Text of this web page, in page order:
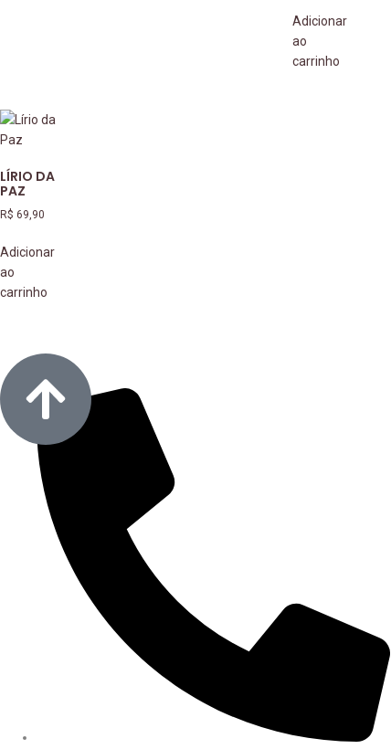
Adicionar
ao
carrinho
LÍRIO DA
PAZ
R$ 69,90
Adicionar
ao
carrinho